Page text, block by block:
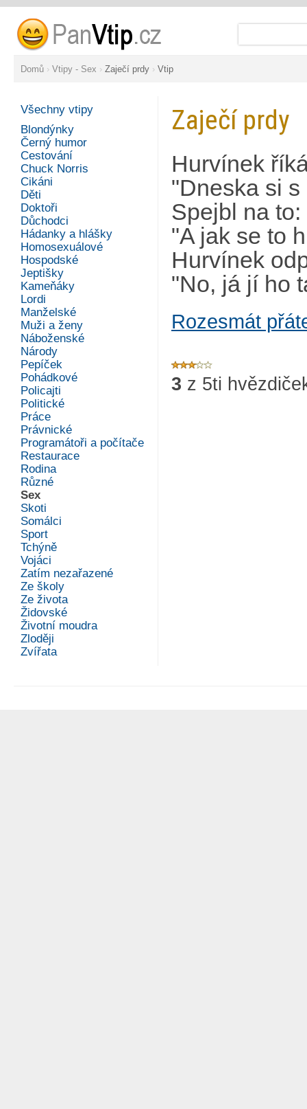
Domů › Vtipy - Sex › Zaječí prdy › Vtip
Všechny vtipy
Blondýnky
Černý humor
Cestování
Chuck Norris
Cikáni
Děti
Doktoři
Důchodci
Hádanky a hlášky
Homosexuálové
Hospodské
Jeptišky
Kameňáky
Lordi
Manželské
Muži a ženy
Náboženské
Národy
Pepíček
Pohádkové
Policajti
Politické
Práce
Právnické
Programátoři a počítače
Restaurace
Rodina
Různé
Sex
Skoti
Somálci
Sport
Tchýně
Vojáci
Zatím nezařazené
Ze školy
Ze života
Židovské
Životní moudra
Zloději
Zvířata
Zaječí prdy
Hurvínek
"Dneska si
Spejbl na to:
"A jak se to
Hurvínek
"No, já jí ho
Rozesmát
3 z 5ti